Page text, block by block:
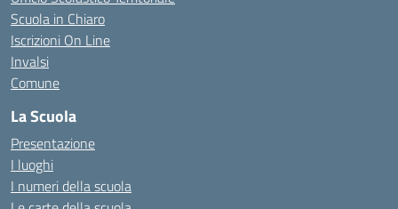
Scuola in Chiaro
Iscrizioni On Line
Invalsi
Comune
La Scuola
Presentazione
I luoghi
I numeri della scuola